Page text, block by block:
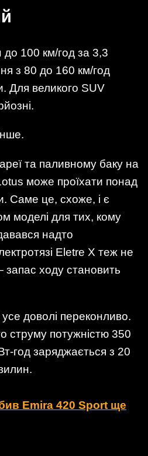
до 100 км/год за 3,3
з 80 до 160 км/год
Для великого SUV
та паливному баку на
може проїхати понад
Саме це, схоже, і є
моделі для тих, кому
надто
Eletre X теж не
ходу становить
доволі переконливо.
струму потужністю 350
год заряджається з 20
Emira 420 Sport ще